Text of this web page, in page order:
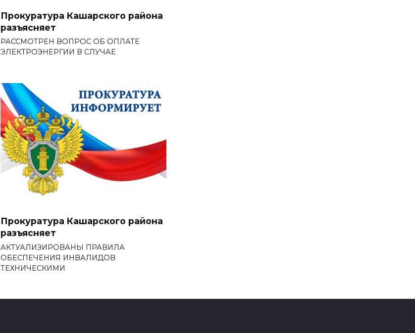
Прокуратура Кашарского района
разъясняет
РАССМОТРЕН ВОПРОС ОБ ОПЛАТЕ
ЭЛЕКТРОЭНЕРГИИ В СЛУЧАЕ
Прокуратура Кашарского района
разъясняет
АКТУАЛИЗИРОВАНЫ ПРАВИЛА
ОБЕСПЕЧЕНИЯ ИНВАЛИДОВ
ТЕХНИЧЕСКИМИ